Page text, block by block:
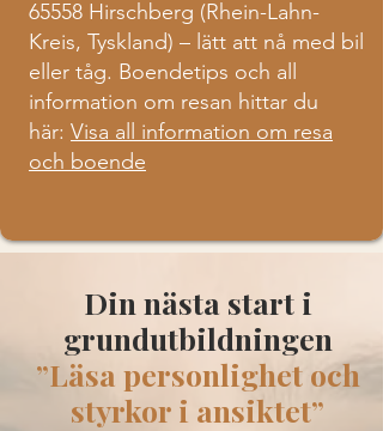
65558 Hirschberg (Rhein-Lahn-
Kreis, Tyskland) – lätt att nå med bil
eller tåg. Boendetips och all
information om resan hittar du
här: Visa all information om resa
och boende
Din nästa start i
grundutbildningen
”Läsa personlighet och
styrkor i ansiktet”